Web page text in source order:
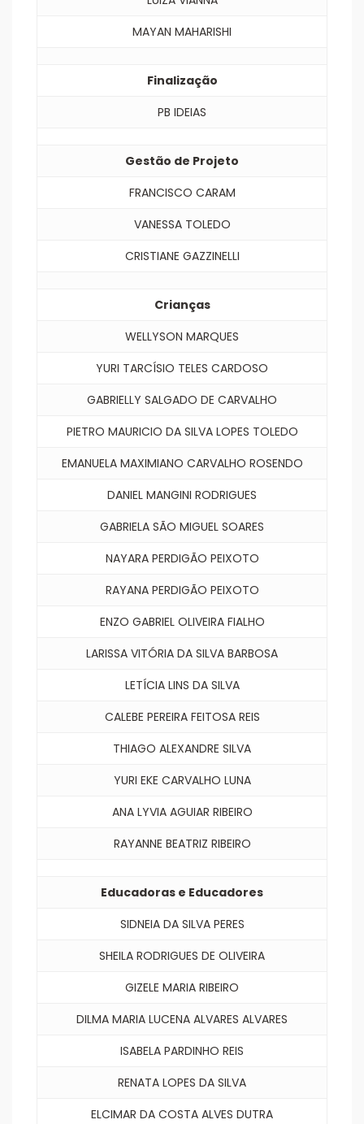
MAYAN MAHARISHI
Finalização
PB IDEIAS
Gestão de Projeto
FRANCISCO CARAM
VANESSA TOLEDO
CRISTIANE GAZZINELLI
Crianças
WELLYSON MARQUES
YURI TARCÍSIO TELES CARDOSO
GABRIELLY SALGADO DE CARVALHO
PIETRO MAURICIO DA SILVA LOPES TOLEDO
EMANUELA MAXIMIANO CARVALHO ROSENDO
DANIEL MANGINI RODRIGUES
GABRIELA SÃO MIGUEL SOARES
NAYARA PERDIGÃO PEIXOTO
RAYANA PERDIGÃO PEIXOTO
ENZO GABRIEL OLIVEIRA FIALHO
LARISSA VITÓRIA DA SILVA BARBOSA
LETÍCIA LINS DA SILVA
CALEBE PEREIRA FEITOSA REIS
THIAGO ALEXANDRE SILVA
YURI EKE CARVALHO LUNA
ANA LYVIA AGUIAR RIBEIRO
RAYANNE BEATRIZ RIBEIRO
Educadoras e Educadores
SIDNEIA DA SILVA PERES
SHEILA RODRIGUES DE OLIVEIRA
GIZELE MARIA RIBEIRO
DILMA MARIA LUCENA ALVARES ALVARES
ISABELA PARDINHO REIS
RENATA LOPES DA SILVA
ELCIMAR DA COSTA ALVES DUTRA